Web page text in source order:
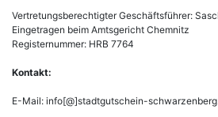
Vertretungsberechtigter Geschäftsführer:
Eingetragen beim Amtsgericht Chemnitz
Registernummer: HRB 7764
Kontakt:
E-Mail: info[@]stadtgutschein-